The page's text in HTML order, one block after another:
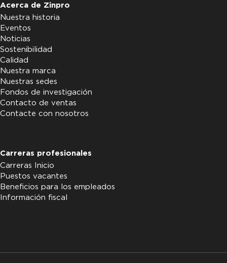
Acerca de Zinpro
Nuestra historia
Eventos
Noticias
Sostenibilidad
Calidad
Nuestra marca
Nuestras sedes
Fondos de investigación
Contacto de ventas
Contacte con nosotros
Carreras profesionales
Carreras Inicio
Puestos vacantes
Beneficios para los empleados
Información fiscal